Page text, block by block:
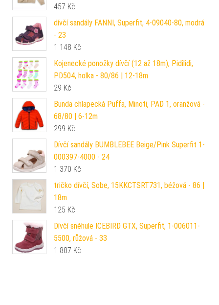
457 Kč
dívčí sandály FANNI, Superfit, 4-09040-80, modrá
- 23
1 148 Kč
Kojenecké ponožky dívčí (12 až 18m), Pidilidi,
PD504, holka - 80/86 | 12-18m
29 Kč
Bunda chlapecká Puffa, Minoti, PAD 1, oranžová -
68/80 | 6-12m
299 Kč
Dívčí sandály BUMBLEBEE Beige/Pink Superfit 1-
000397-4000 - 24
1 370 Kč
tričko dívčí, Sobe, 15KKCTSRT731, béžová - 86 |
18m
125 Kč
Dívčí sněhule ICEBIRD GTX, Superfit, 1-006011-
5500, růžová - 33
1 887 Kč